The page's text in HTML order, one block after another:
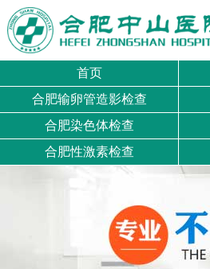
首页
合肥输卵管造影检查
合肥染色体检查
合肥性激素检查